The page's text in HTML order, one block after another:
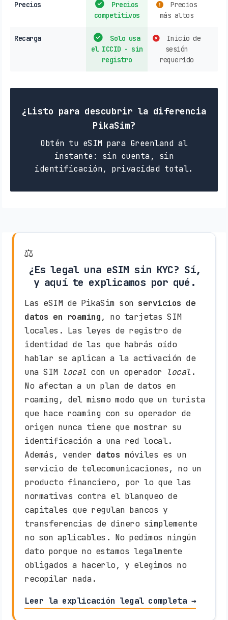
Precios
Precios
competitivos
Precios
más altos
Recarga
Solo usa
el ICCID - sin
registro
Inicio de
sesión
requerido
¿Listo para descubrir la diferencia
PikaSim?
Obtén tu eSIM para Greenland al
instante: sin cuenta, sin
identificación, privacidad total.
⚖️
¿Es legal una eSIM sin KYC? Sí,
y aquí te explicamos por qué.
Las eSIM de PikaSim son servicios de
datos en roaming, no tarjetas SIM
locales. Las leyes de registro de
identidad de las que habrás oído
hablar se aplican a la activación de
una SIM local con un operador local .
No afectan a un plan de datos en
roaming, del mismo modo que un turista
que hace roaming con su operador de
origen nunca tiene que mostrar su
identificación a una red local.
Además, vender datos móviles es un
servicio de telecomunicaciones, no un
producto financiero, por lo que las
normativas contra el blanqueo de
capitales que regulan bancos y
transferencias de dinero simplemente
no son aplicables. No pedimos ningún
dato porque no estamos legalmente
obligados a hacerlo, y elegimos no
recopilar nada.
Leer la explicación legal completa →